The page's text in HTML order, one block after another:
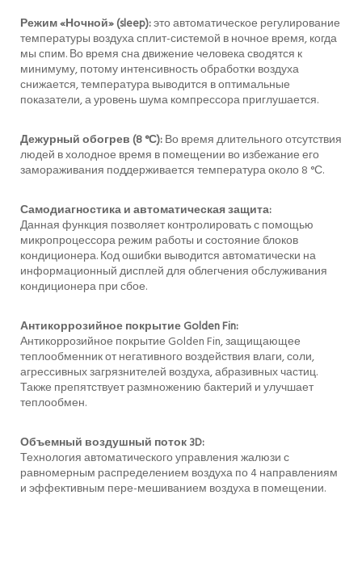
Режим «Ночной» (sleep):это автоматическое регулирование
температуры воздуха сплит-системой в ночное время, когда
мы спим. Во время сна движение человека сводятся к
минимуму, потому интенсивность обработки воздуха
снижается, температура выводится в оптимальные
показатели, а уровень шума компрессора приглушается.
Дежурный обогрев (8 °С):Во время длительного отсутствия
людей в холодное время в помещении во избежание его
замораживания поддерживается температура около 8 °С.
Самодиагностика и автоматическая защита:
Данная функция позволяет контролировать с помощью
микропроцессора режим работы и состояние блоков
кондиционера. Код ошибки выводится автоматически на
информационный дисплей для облегчения обслуживания
кондиционера при сбое.
Антикоррозийное покрытие Golden Fin:
Антикоррозийное покрытие Golden Fin, защищающее
теплообменник от негативного воздействия влаги, соли,
агрессивных загрязнителей воздуха, абразивных частиц.
Также препятствует размножению бактерий и улучшает
теплообмен.
Объемный воздушный поток 3D:
Технология автоматического управления жалюзи с
равномерным распределением воздуха по 4 направлениям
и эффективным пере-мешиванием воздуха в помещении.